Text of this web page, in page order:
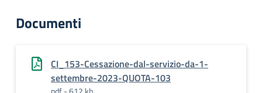
Documenti
CI_153-Cessazione-dal-servizio-da-1-
settembre-2023-QUOTA-103